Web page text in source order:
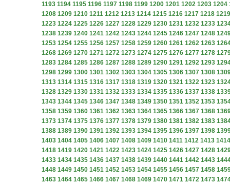
1193 1194 1195 1196 1197 1198 1199 1200 1201 1202 1203 1204
1208 1209 1210 1211 1212 1213 1214 1215 1216 1217 1218 1219
1223 1224 1225 1226 1227 1228 1229 1230 1231 1232 1233
1238 1239 1240 1241 1242 1243 1244 1245 1246 1247 1248
1253 1254 1255 1256 1257 1258 1259 1260 1261 1262 1263
1268 1269 1270 1271 1272 1273 1274 1275 1276 1277 1278
1283 1284 1285 1286 1287 1288 1289 1290 1291 1292 1293
1298 1299 1300 1301 1302 1303 1304 1305 1306 1307 1308
1313 1314 1315 1316 1317 1318 1319 1320 1321 1322 1323
1328 1329 1330 1331 1332 1333 1334 1335 1336 1337 1338
1343 1344 1345 1346 1347 1348 1349 1350 1351 1352 1353
1358 1359 1360 1361 1362 1363 1364 1365 1366 1367 1368
1373 1374 1375 1376 1377 1378 1379 1380 1381 1382 1383
1388 1389 1390 1391 1392 1393 1394 1395 1396 1397 1398
1403 1404 1405 1406 1407 1408 1409 1410 1411 1412 1413 1414
1418 1419 1420 1421 1422 1423 1424 1425 1426 1427 1428
1433 1434 1435 1436 1437 1438 1439 1440 1441 1442 1443
1448 1449 1450 1451 1452 1453 1454 1455 1456 1457 1458
1463 1464 1465 1466 1467 1468 1469 1470 1471 1472 1473